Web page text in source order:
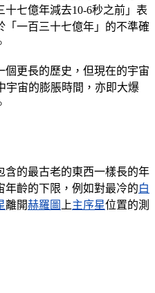
七億年減去10-6秒之前」表
一百三十七億年」的不準確
更長的歷史，但現在的宇宙
宇宙的膨脹時間，亦即大爆
含的最古老的東西一樣長的年
年齡的下限，例如對最冷的白
離開赫羅圖 上主序星位置的測